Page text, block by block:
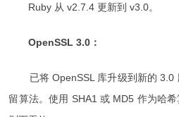
Ruby 从 v2.7.4 更新到 v3.0。
OpenSSL 3.0：
已将 OpenSSL 库升级到新的 3.0
留算法。使用 SHA1 或 MD5 作为哈